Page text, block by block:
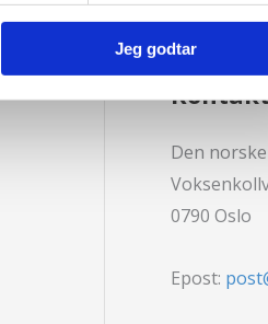
Jeg godtar
Den
0790 Oslo
Epost: